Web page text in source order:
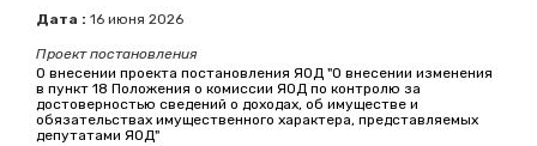
Дата : 16 июня 2026
Проект постановления
О внесении проекта постановления ЯОД "О внесении изменения
в пункт 18 Положения о комиссии ЯОД по контролю за
достоверностью сведений о доходах, об имуществе и
обязательствах имущественного характера, представляемых
депутатами ЯОД"